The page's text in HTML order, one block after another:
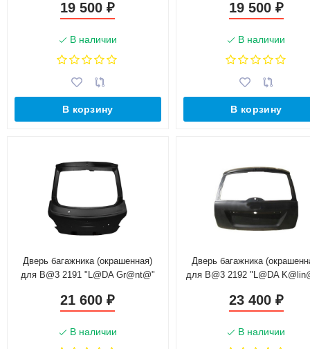
00)
19 500₽
В наличии
В корзину
19 500 ₽
В наличии
В корзину
Дверь багажника (окрашенная)
для B@3 2191 "L@DA Gr@nt@"
под стеклоочиститель
21 600₽
В наличии
Дверь багажника
для B@3 2192 "L@DA
23 400 ₽
В наличии